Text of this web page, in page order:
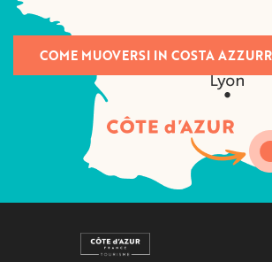
COME MUOVERSI IN COSTA